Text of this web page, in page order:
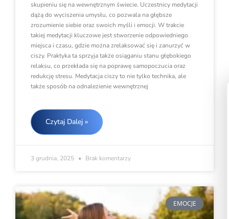
skupieniu się na wewnętrznym świecie. Uczestnicy medytacji
dążą do wyciszenia umysłu, co pozwala na głębsze
zrozumienie siebie oraz swoich myśli i emocji. W trakcie
takiej medytacji kluczowe jest stworzenie odpowiedniego
miejsca i czasu, gdzie można zrelaksować się i zanurzyć w
ciszy. Praktyka ta sprzyja także osiąganiu stanu głębokiego
relaksu, co przekłada się na poprawę samopoczucia oraz
redukcję stresu. Medytacja ciszy to nie tylko technika, ale
także sposób na odnalezienie wewnętrznej
Czytaj Dalej »
3 grudnia, 2025 Brak komentarzy
EMOCJE